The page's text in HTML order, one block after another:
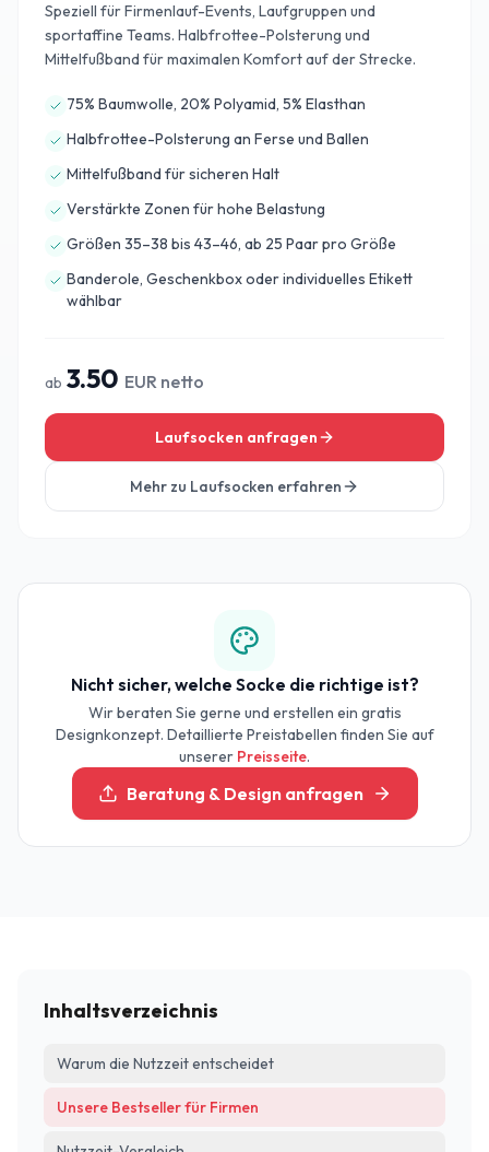
Speziell für Firmenlauf-Events, Laufgruppen und
sportaffine Teams. Halbfrottee-Polsterung und
Mittelfußband für maximalen Komfort auf der Strecke.
75% Baumwolle, 20% Polyamid, 5% Elasthan
Halbfrottee-Polsterung an Ferse und Ballen
Mittelfußband für sicheren Halt
Verstärkte Zonen für hohe Belastung
Größen 35–38 bis 43–46, ab 25 Paar pro Größe
Banderole, Geschenkbox oder individuelles Etikett
wählbar
ab 3.50 EUR netto
Laufsocken anfragen
Mehr zu Laufsocken erfahren
Nicht sicher, welche Socke die richtige ist?
Wir beraten Sie gerne und erstellen ein gratis
Designkonzept. Detaillierte Preistabellen finden Sie auf
unserer Preisseite.
Beratung & Design anfragen
Inhaltsverzeichnis
Warum die Nutzzeit entscheidet
Unsere Bestseller für Firmen